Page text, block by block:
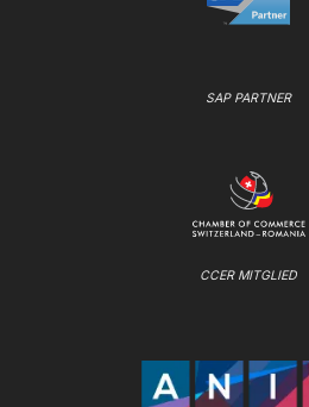
SAP PARTNER
CCER MITGLIED